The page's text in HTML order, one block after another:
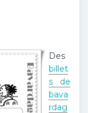
Des
billet
s de
bava
rdag